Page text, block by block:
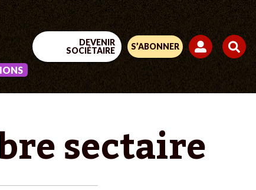
DEVENIR
SOCIÉTAIRE
S’ABONNER
sectaire